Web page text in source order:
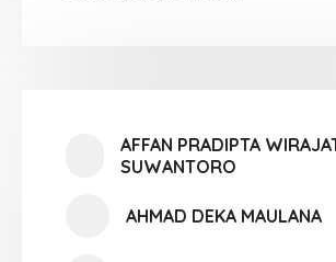
AFFAN PRADIPTA
SUWANTORO
AHMAD DEKA MAULANA